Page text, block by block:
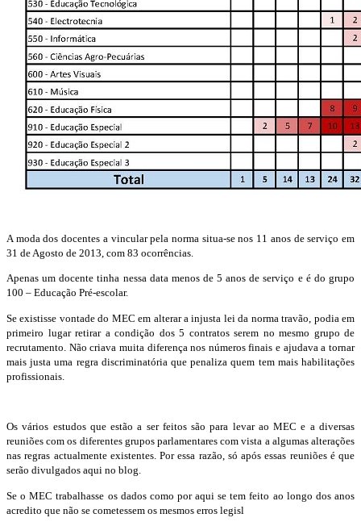
A moda dos docentes a vincular pela norma situa-se nos 11 anos de serviço em
31 de Agosto de 2013, com 83 ocorrências.
Apenas um docente tinha nessa data menos de 5 anos de serviço e é do grupo
100 – Educação Pré-escolar.
Se existisse vontade do MEC em alterar a injusta lei da norma travão, podia em
primeiro lugar retirar a condição dos 5 contratos serem no mesmo grupo de
recrutamento. Não criava muita diferença nos números finais e ajudava a tornar
mais justa uma regra discriminatória que penaliza quem tem mais habilitações
profissionais.
Os vários estudos que estão a ser feitos são para levar ao MEC e a diversas
reuniões com os diferentes grupos parlamentares com vista a algumas alterações
nas regras actualmente existentes. Por essa razão, só após essas reuniões é que
serão divulgados aqui no blog.
Se o MEC trabalhasse os dados como por aqui se tem feito ao longo dos anos
acredito que não se cometessem os mesmos erros legisl